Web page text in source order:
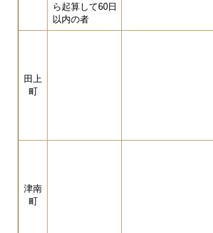
ら起算して60日
以内の者
田上
町
津南
町